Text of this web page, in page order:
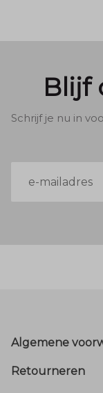
Blijf
Schrijf je nu in
mailadres
Footer
Algemene
Retourneren